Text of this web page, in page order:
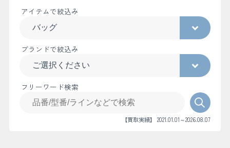
アイテムで絞込み
ブランドで絞込み
フリーワード検索
【買取実績】 2021.01.01～2026.08.07